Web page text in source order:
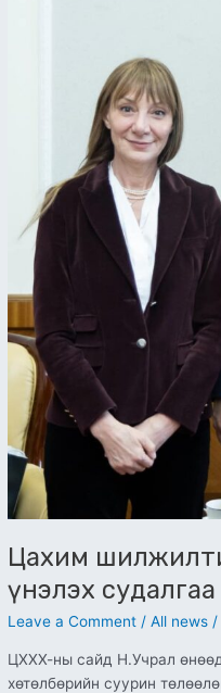
Цахим
үнэлэх
Leave a Comment /All news /
ЦХХХ-ны сайд Н.Учрал
хөтөлбөрийн суурин